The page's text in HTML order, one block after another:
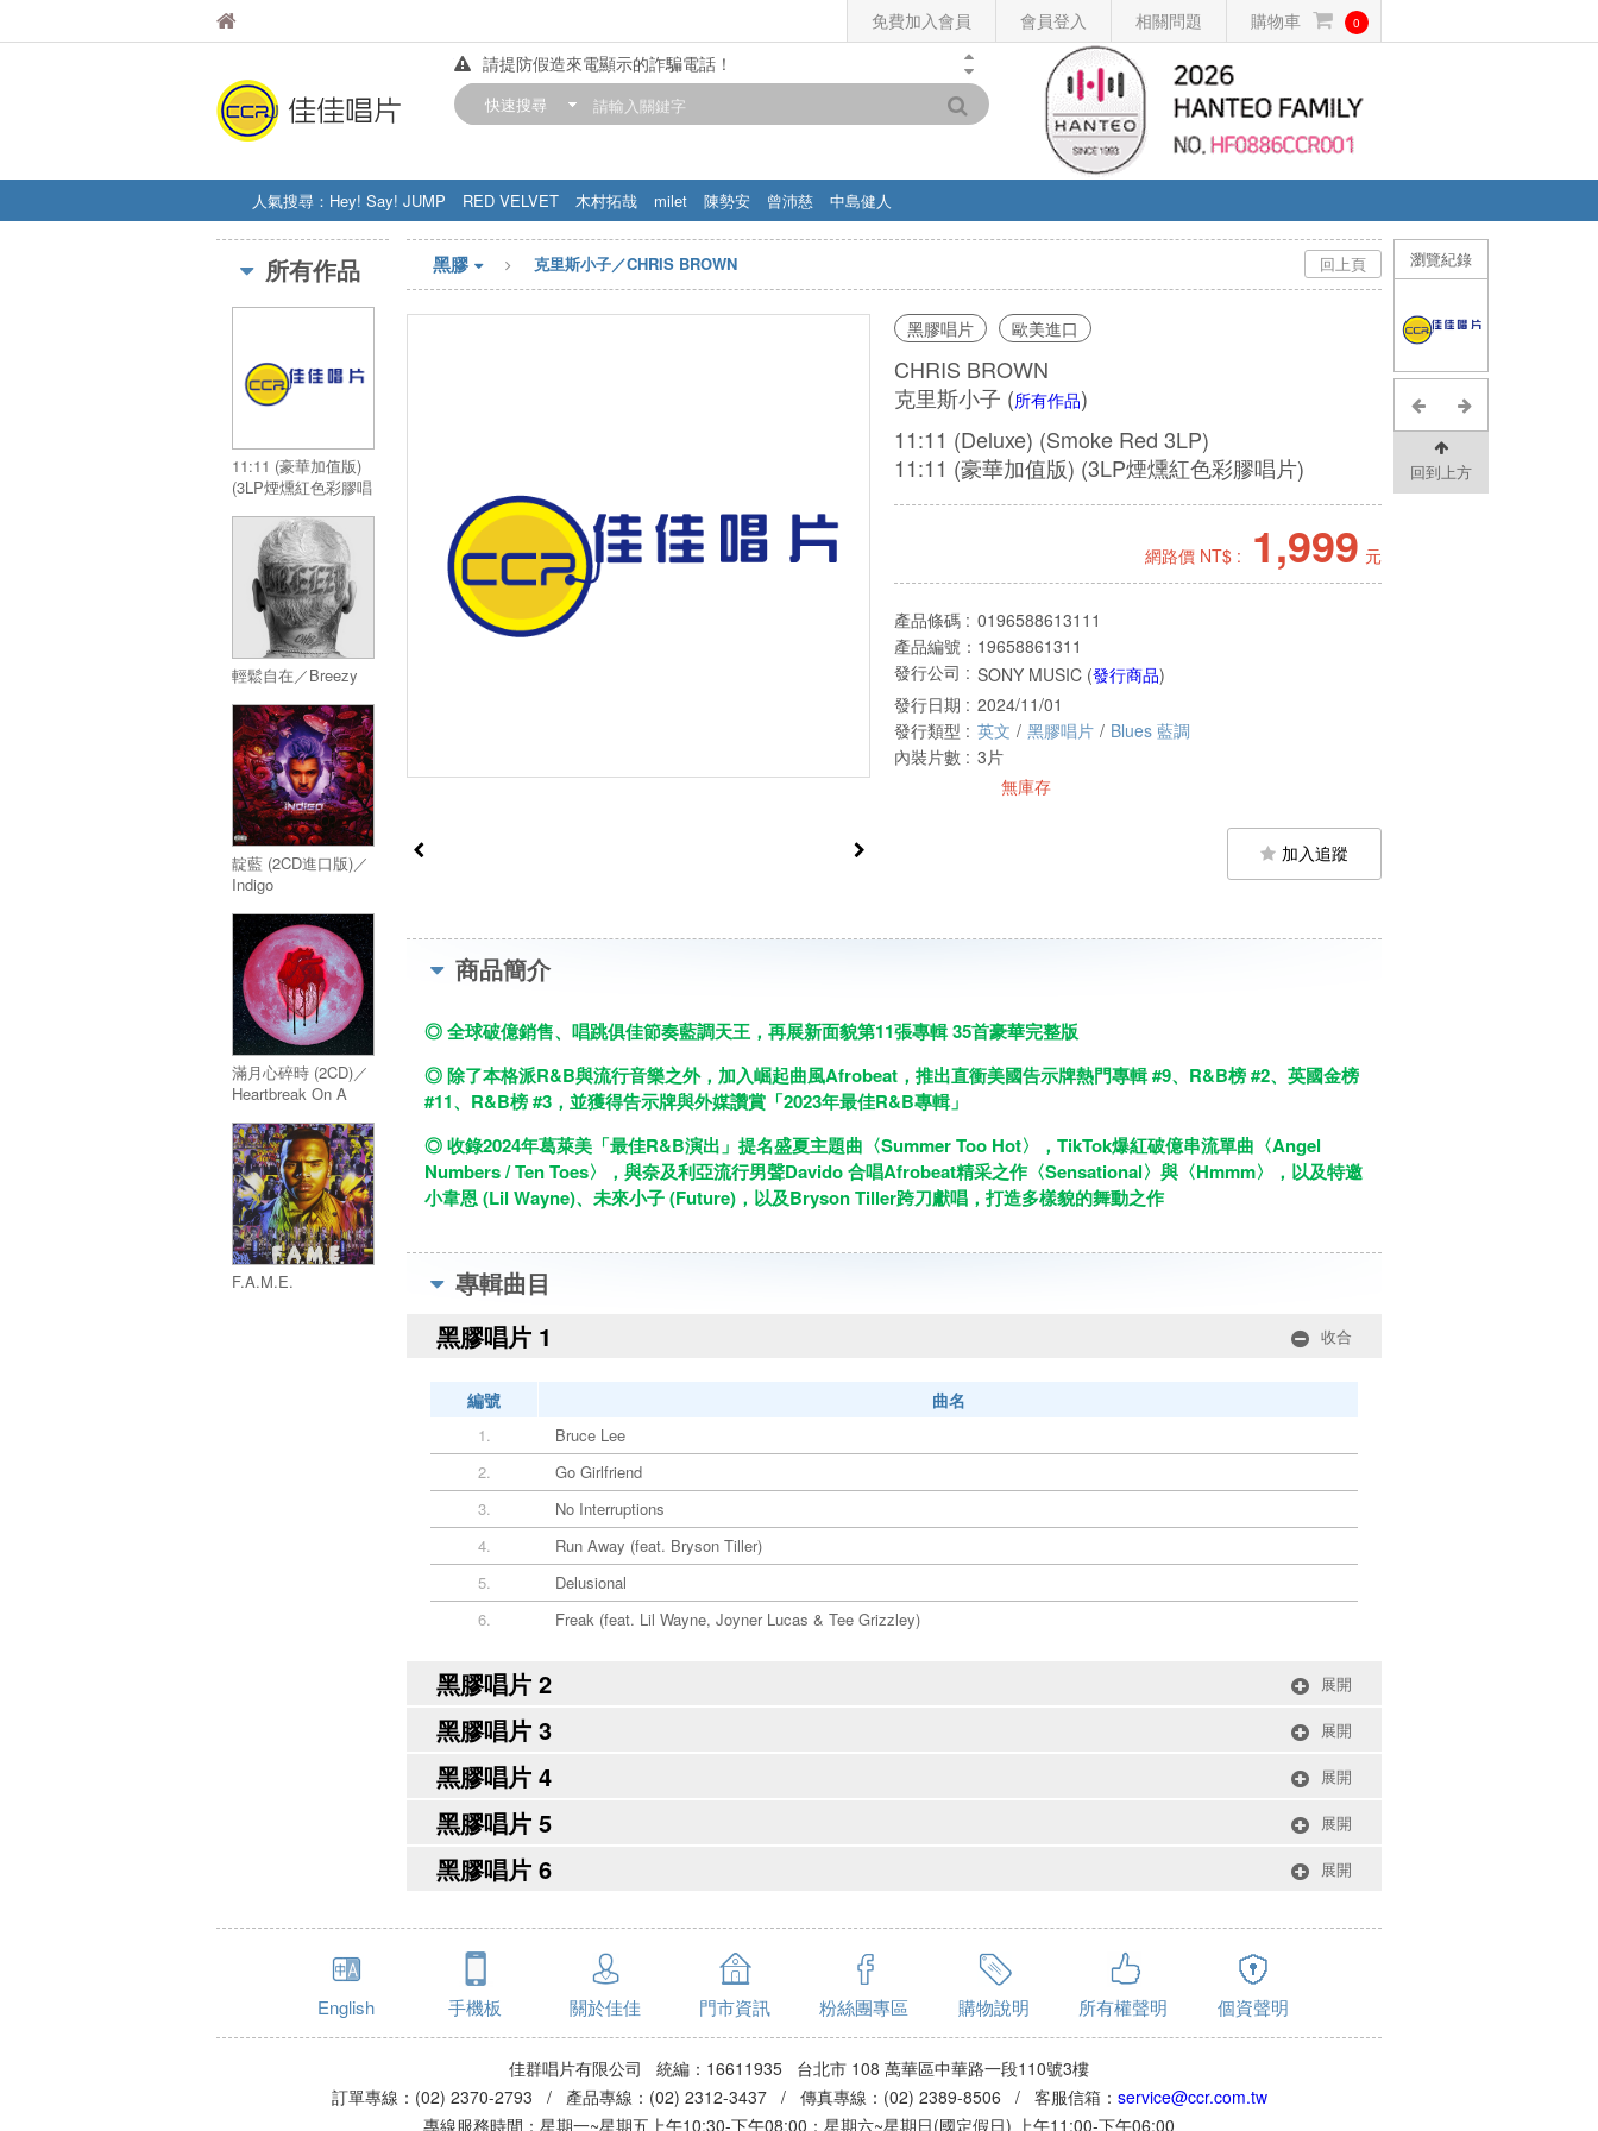
免費加入會員 會員登入 相關問題 購物車 0
佳佳唱片
請提防假造來電顯示的詐騙電話！
【中華門市營業時間調整公告】
快速搜尋
人氣搜尋： Hey! Say! JUMP RED VELVET 木村拓哉 milet 陳勢安 曾沛慈
中島健人
STRAY KIDS
盧廣仲 周杰伦
瀏覽紀錄
回到上方
所有作品
11:11 (豪華加值版)
(3LP煙燻紅色彩膠唱
(Smoke Red 3LP)
輕鬆自在／Breezy
靛藍 (2CD進口版)／
Indigo
滿月心碎時 (2CD)／
Heartbreak On A
F.A.M.E.
回上頁
黑膠 克里斯小子／CHRIS BROWN
黑膠唱片 歐美進口
CHRIS BROWN
克里斯小子 (所有作品)
11:11 (Deluxe) (Smoke Red 3LP)
11:11 (豪華加值版) (3LP煙燻紅色彩膠唱片)
網路價 NT$ : 1,999 元
產品條碼 : 0196588613111
產品編號： 19658861311
發行公司 : SONY MUSIC (發行商品)
發行日期 : 2024/11/01
發行類型 : 英文 / 黑膠唱片 / Blues 藍調
內裝片數 : 3片
無庫存
加入追蹤
商品簡介
◎ 全球破億銷售、唱跳俱佳節奏藍調天王，再展新面貌第11張專輯 35首豪華完整版
◎ 除了本格派R&B與流行音樂之外，加入崛起曲風Afrobeat，推出直衝美國告示牌熱門專輯 #9、R&B榜 #2、英國金榜
#11、R&B榜 #3，並獲得告示牌與外媒讚賞「2023年最佳R&B專輯」
◎ 收錄2024年葛萊美「最佳R&B演出」提名盛夏主題曲〈Summer Too Hot〉，TikTok爆紅破億串流單曲〈Angel
Numbers / Ten Toes〉，與奈及利亞流行男聲Davido 合唱Afrobeat精采之作〈Sensational〉與〈Hmmm〉，以及特邀
小韋恩 (Lil Wayne)、未來小子 (Future)，以及Bryson Tiller跨刀獻唱，打造多樣貌的舞動之作
專輯曲目
收合
黑膠唱片 1
編號 曲名
1.
Bruce Lee
2.
Go Girlfriend
3.
No Interruptions
4.
Run Away (feat. Bryson Tiller)
5.
Delusional
6.
Freak (feat. Lil Wayne, Joyner Lucas & Tee Grizzley)
展開
黑膠唱片 2
展開
黑膠唱片 3
展開
黑膠唱片 4
展開
黑膠唱片 5
展開
黑膠唱片 6
English 手機板 關於佳佳 門市資訊 粉絲團專區 購物說明 所有權聲明 個資聲明
佳群唱片有限公司 統編：16611935 台北市 108 萬華區中華路一段110號3樓
訂單專線：(02) 2370-2793 / 產品專線：(02) 2312-3437 / 傳真專線：(02) 2389-8506 / 客服信箱： service@ccr.com.tw
專線服務時間：星期一~星期五上午10:30-下午08:00：星期六~星期日(國定假日) 上午11:00-下午06:00